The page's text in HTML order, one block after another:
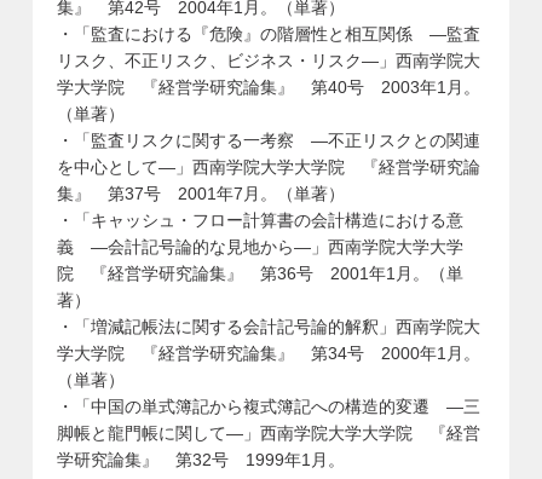
集』 第42号 2004年1月。（単著）
・「監査における『危険』の階層性と相互関係 ―監査
リスク、不正リスク、ビジネス・リスク―」西南学院大
学大学院 『経営学研究論集』 第40号 2003年1月。
（単著）
・「監査リスクに関する一考察 ―不正リスクとの関連
を中心として―」西南学院大学大学院 『経営学研究論
集』 第37号 2001年7月。（単著）
・「キャッシュ・フロー計算書の会計構造における意
義 ―会計記号論的な見地から―」西南学院大学大学
院 『経営学研究論集』 第36号 2001年1月。（単
著）
・「増減記帳法に関する会計記号論的解釈」西南学院大
学大学院 『経営学研究論集』 第34号 2000年1月。
（単著）
・「中国の単式簿記から複式簿記への構造的変遷 ―三
脚帳と龍門帳に関して―」西南学院大学大学院 『経営
学研究論集』 第32号 1999年1月。